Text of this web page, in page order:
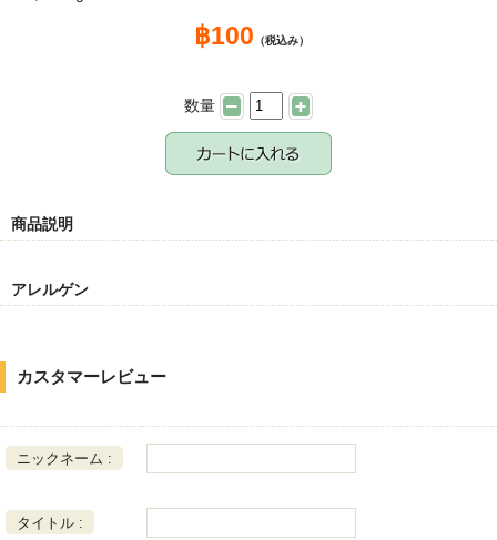
฿100 （税込み）
数量
商品説明
アレルゲン
カスタマーレビュー
ニックネーム :
タイトル :